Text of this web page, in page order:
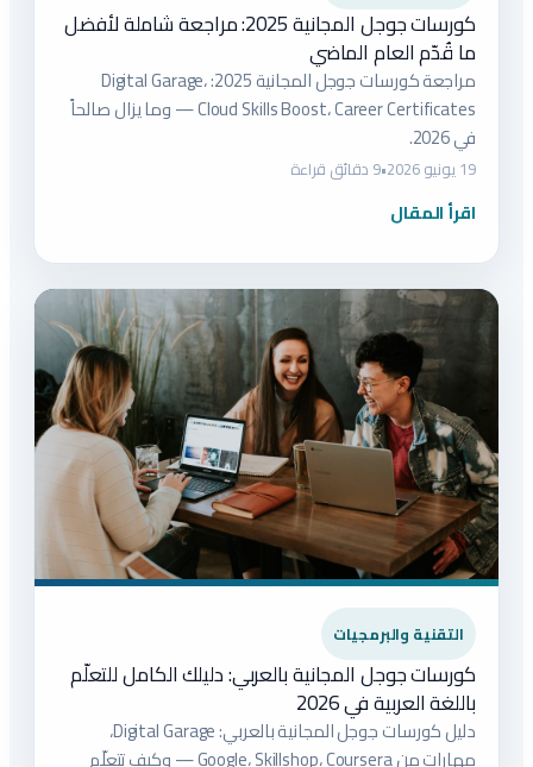
كورسات جوجل المجانية 2025: مراجعة شاملة لأفضل
ما قُدّم العام الماضي
مراجعة كورسات جوجل المجانية 2025: Digital Garage،
Cloud Skills Boost، Career Certificates — وما يزال صالحاً
في 2026.
19 يونيو 2026 •9 دقائق قراءة
اقرأ المقال
التقنية والبرمجيات
كورسات جوجل المجانية بالعربي: دليلك الكامل للتعلّم
باللغة العربية في 2026
دليل كورسات جوجل المجانية بالعربي: Digital Garage،
مهارات من Google، Skillshop، Coursera — وكيف تتعلّم